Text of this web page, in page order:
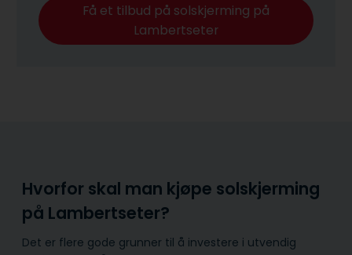
Få et tilbud på solskjerming på
Lambertseter
Hvorfor skal man kjøpe solskjerming
på Lambertseter?
Det er flere gode grunner til å investere i utvendig